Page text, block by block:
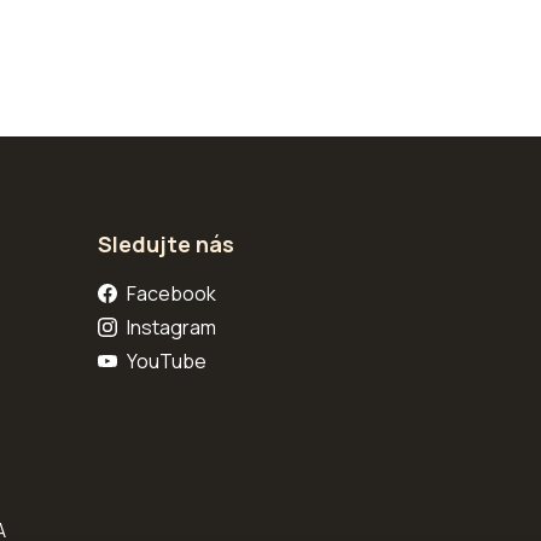
Sledujte nás
Facebook
Instagram
YouTube